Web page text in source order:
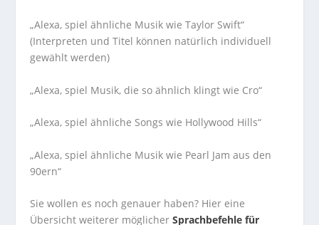
„Alexa, spiel ähnliche Musik wie Taylor Swift“
(Interpreten und Titel können natürlich individuell
gewählt werden)
„Alexa, spiel Musik, die so ähnlich klingt wie Cro“
„Alexa, spiel ähnliche Songs wie Hollywood Hills“
„Alexa, spiel ähnliche Musik wie Pearl Jam aus den
90ern“
Sie wollen es noch genauer haben? Hier eine
Übersicht weiterer möglicher Sprachbefehle für